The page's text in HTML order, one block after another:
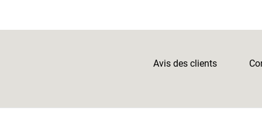
Avis des clients